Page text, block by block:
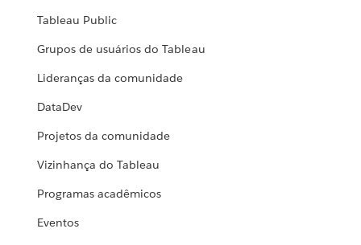
Tableau Public
Grupos de usuários do Tableau
Lideranças da comunidade
DataDev
Projetos da comunidade
Vizinhança do Tableau
Programas acadêmicos
Eventos